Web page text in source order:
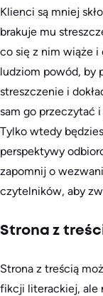
Klienci są mniej
brakuje mu
co się z nim wiąże
ludziom powód, by
streszczenie i
sam go przeczytać
Tylko wtedy
perspektywy
zapomnij o
czytelników, aby
Strona z
Strona z treścią
fikcji literackiej, ale